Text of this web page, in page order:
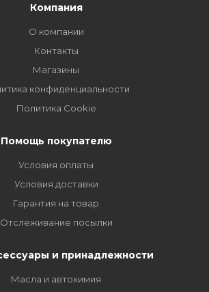
Компания
О компании
Контакты
Магазины
конфиденциальности
Политика Cookie
Помощь покупателю
Условия оплаты
Условия доставки
Гарантия на товар
Отслеживание посылки
и принадлежности
Масла и автохимия